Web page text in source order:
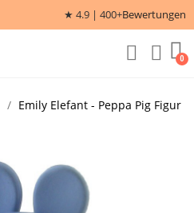
★ 4.9 | 400+Bewertungen
Emily Elefant - Peppa Pig Figur